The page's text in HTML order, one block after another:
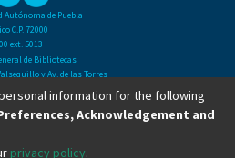
de Puebla
C.P. 72000
ext. 5013
de Bibliotecas
y Av. de las Torres
Col. San Manuel
(222) 2295500 Ext 2901
information for the following
Acknowledgement and
privacy policy.